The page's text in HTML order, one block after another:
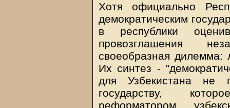
Хотя официально
демократическим
в республики
провозглашения
своеобразная дилемма:
Их синтез -
для Узбекистана не
государству,
реформатором